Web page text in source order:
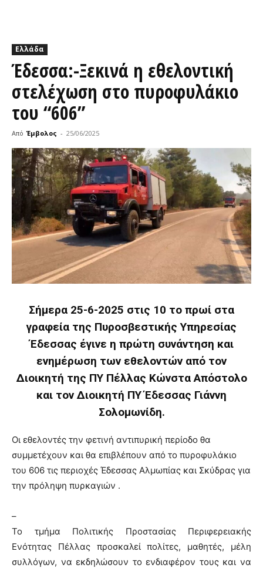
Ελλάδα
Έδεσσα:-Ξεκινά η εθελοντική
στελέχωση στο πυροφυλάκιο
του “606”
Από Έμβολος - 25/06/2025
Σήμερα 25-6-2025 στις 10 το πρωί στα
γραφεία της Πυροσβεστικής Υπηρεσίας
Έδεσσας έγινε η πρώτη συνάντηση και
ενημέρωση των εθελοντών από τον
Διοικητή της ΠΥ Πέλλας Κώνστα Απόστολο
και τον Διοικητή ΠΥ Έδεσσας Γιάννη
Σολομωνίδη.
Οι εθελοντές την φετινή αντιπυρική περίοδο θα
συμμετέχουν και θα επιβλέπουν από το πυροφυλάκιο
του 606 τις περιοχές Έδεσσας Αλμωπίας και Σκύδρας για
την πρόληψη πυρκαγιών .
–
Το τμήμα Πολιτικής Προστασίας Περιφερειακής
Ενότητας Πέλλας προσκαλεί πολίτες, μαθητές, μέλη
συλλόγων, να εκδηλώσουν το ενδιαφέρον τους και να